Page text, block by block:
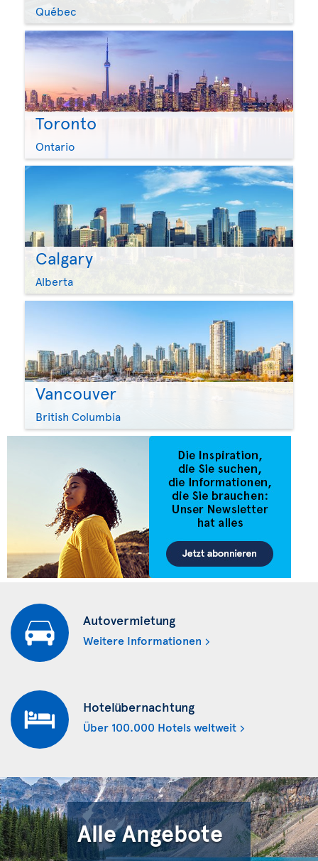
Québec
Toronto
Ontario
Calgary
Alberta
Vancouver
British Columbia
Autovermietung
Weitere Informationen
Hotelübernachtung
Über 100.000 Hotels weltweit
Alle Angebote